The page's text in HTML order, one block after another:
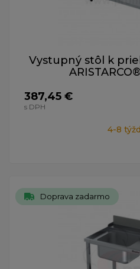
Vystupný stôl k
387,45 €
s DPH
4-8
Doprava zadarmo